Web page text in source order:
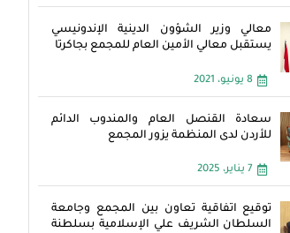
معالي وزير الشؤون الدينية الإندونيسي
يستقبل معالي الأمين العام للمجمع بجاكرتا
8 يونيو، 2021
سعادة القنصل العام والمندوب الدائم
للأردن لدى المنظمة يزور المجمع
7 يناير، 2025
توقيع اتفاقية تعاون بين المجمع وجامعة
السلطان الشريف علي الإسلامية بسلطنة